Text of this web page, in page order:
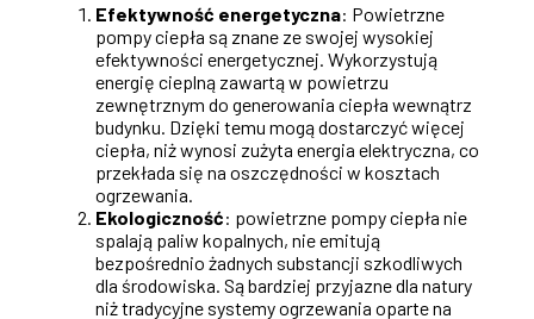
Efektywność energetyczna: Powietrzne
pompy ciepła są znane ze swojej wysokiej
efektywności energetycznej. Wykorzystują
energię cieplną zawartą w powietrzu
zewnętrznym do generowania ciepła wewnątrz
budynku. Dzięki temu mogą dostarczyć więcej
ciepła, niż wynosi zużyta energia elektryczna, co
przekłada się na oszczędności w kosztach
ogrzewania.
Ekologiczność: powietrzne pompy ciepła nie
spalają paliw kopalnych, nie emitują
bezpośrednio żadnych substancji szkodliwych
dla środowiska. Są bardziej przyjazne dla natury
niż tradycyjne systemy ogrzewania oparte na